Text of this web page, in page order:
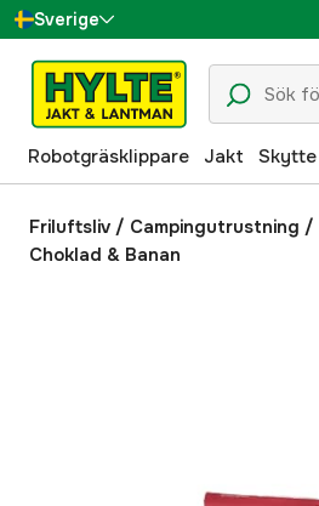
Sverige
Danmark
Suomi
Norge
Deutschland
Robotgräsklippare Jakt Skytte
Friluftsliv / Campingutrustning /
Choklad & Banan